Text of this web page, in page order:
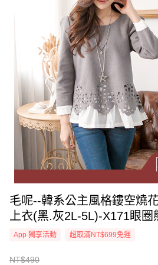
毛呢--韓系公主風格鏤空燒
上衣(黑.灰2L-5L)-X171眼圈
App 獨享活動 超取滿NT$699免運
NT$490